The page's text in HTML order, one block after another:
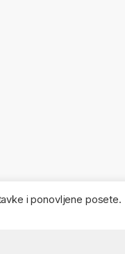
i ponovljene posete.